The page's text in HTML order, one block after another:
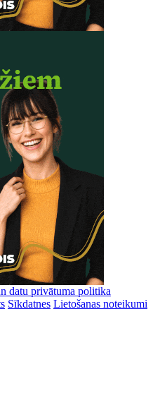
datu privātuma politika
Sīkdatnes Lietošanas noteikumi